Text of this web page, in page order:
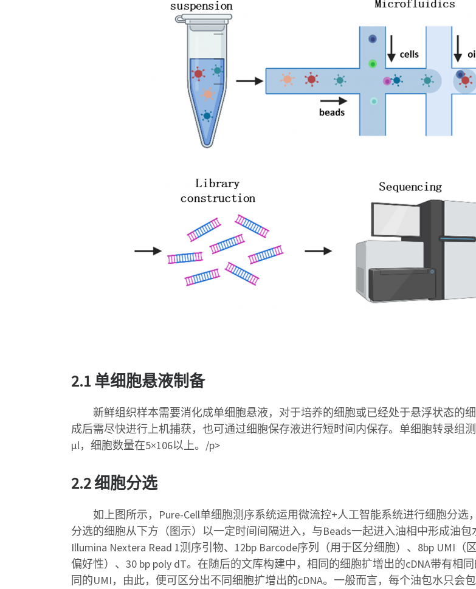
2.1 单细胞悬液制备
新鲜组织样本需要消化成单细胞悬液，对于培养的细胞或已经处于悬浮状态的
成后需尽快进行上机捕获，也可通过细胞保存液进行短时间内保存。单细胞转录组
μl，细胞数量在5×106以上。/p>
2.2 细胞分选
如上图所示，Pure-Cell单细胞测序系统运用微流控+人工智能系统进行细胞分选
分选的细胞从下方（图示）以一定时间间隔进入，与Beads一起进入油相中形成油
Illumina Nextera Read 1测序引物、12bp Barcode序列（用于区分细胞）、8bp UMI
偏好性）、30 bp poly dT。在随后的文库构建中，相同的细胞扩增出的cDNA带有相
同的UMI，由此，便可区分出不同细胞扩增出的cDNA。一般而言，每个油包水只